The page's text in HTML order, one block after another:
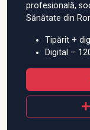
profesională,
Sănătate din
Tipărit +
Digital –